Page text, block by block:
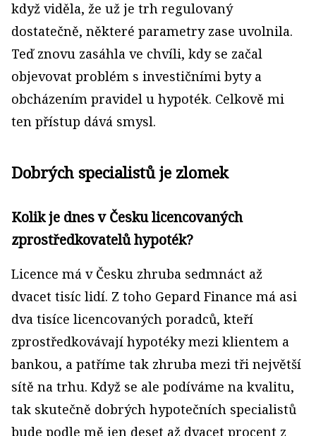
když viděla, že už je trh regulovaný
dostatečně, některé parametry zase uvolnila.
Teď znovu zasáhla ve chvíli, kdy se začal
objevovat problém s investičními byty a
obcházením pravidel u hypoték. Celkově mi
ten přístup dává smysl.
Dobrých specialistů je zlomek
Kolik je dnes v Česku licencovaných
zprostředkovatelů hypoték?
Licence má v Česku zhruba sedmnáct až
dvacet tisíc lidí. Z toho Gepard Finance má asi
dva tisíce licencovaných poradců, kteří
zprostředkovávají hypotéky mezi klientem a
bankou, a patříme tak zhruba mezi tři největší
sítě na trhu. Když se ale podíváme na kvalitu,
tak skutečně dobrých hypotečních specialistů
bude podle mě jen deset až dvacet procent z